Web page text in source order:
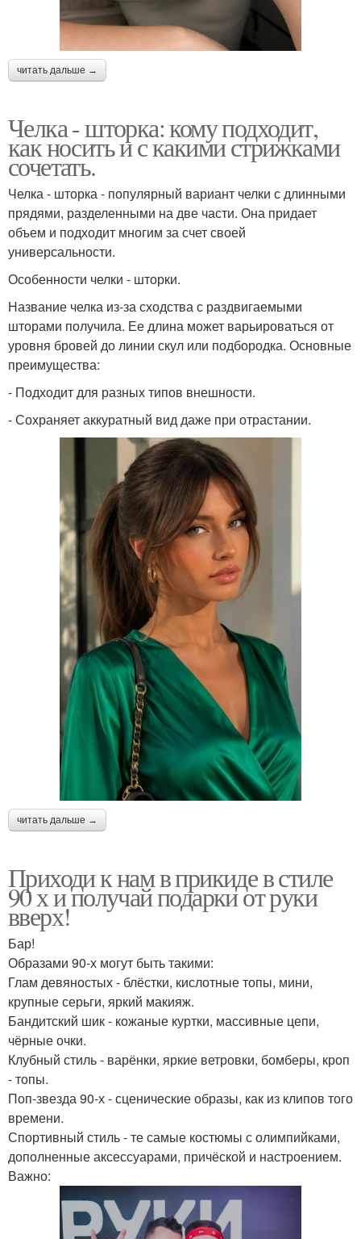
читать дальше →
Челка - шторка: кому подходит,
как носить и с какими стрижками
сочетать.
Челка - шторка - популярный вариант челки с длинными
прядями, разделенными на две части. Она придает
объем и подходит многим за счет своей
универсальности.
Особенности челки - шторки.
Название челка из-за сходства с раздвигаемыми
шторами получила. Ее длина может варьироваться от
уровня бровей до линии скул или подбородка. Основные
преимущества:
- Подходит для разных типов внешности.
- Сохраняет аккуратный вид даже при отрастании.
читать дальше →
Приходи к нам в прикиде в стиле
90 х и получай подарки от руки
вверх!
Бар!
Образами 90-х могут быть такими:
Глам девяностых - блёстки, кислотные топы, мини,
крупные серьги, яркий макияж.
Бандитский шик - кожаные куртки, массивные цепи,
чёрные очки.
Клубный стиль - варёнки, яркие ветровки, бомберы, кроп
- топы.
Поп-звезда 90-х - сценические образы, как из клипов того
времени.
Спортивный стиль - те самые костюмы с олимпийками,
дополненные аксессуарами, причёской и настроением.
Важно: